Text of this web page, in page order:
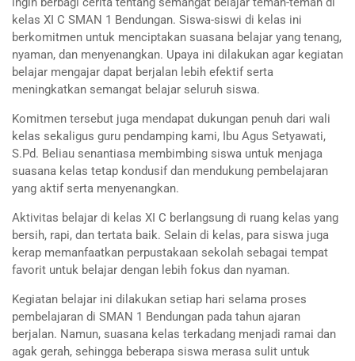
kelas XI C SMAN 1 Bendungan. Siswa-siswi di kelas ini
berkomitmen untuk menciptakan suasana belajar yang tenang,
nyaman, dan menyenangkan. Upaya ini dilakukan agar kegiatan
belajar mengajar dapat berjalan lebih efektif serta
meningkatkan semangat belajar seluruh siswa.
Komitmen tersebut juga mendapat dukungan penuh dari wali
kelas sekaligus guru pendamping kami, Ibu Agus Setyawati,
S.Pd. Beliau senantiasa membimbing siswa untuk menjaga
suasana kelas tetap kondusif dan mendukung pembelajaran
yang aktif serta menyenangkan.
Aktivitas belajar di kelas XI C berlangsung di ruang kelas yang
bersih, rapi, dan tertata baik. Selain di kelas, para siswa juga
kerap memanfaatkan perpustakaan sekolah sebagai tempat
favorit untuk belajar dengan lebih fokus dan nyaman.
Kegiatan belajar ini dilakukan setiap hari selama proses
pembelajaran di SMAN 1 Bendungan pada tahun ajaran
berjalan. Namun, suasana kelas terkadang menjadi ramai dan
agak gerah, sehingga beberapa siswa merasa sulit untuk